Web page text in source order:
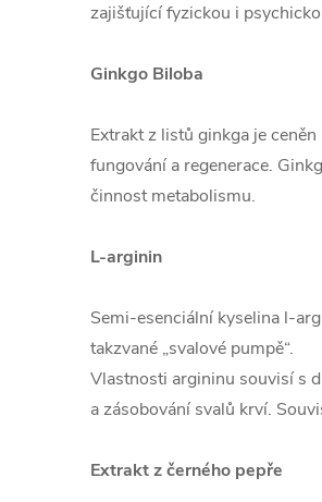
zajišťující fyzickou i
Ginkgo Biloba
Extrakt z listů ginkga je
fungování a regenerace.
činnost metabolismu.
L-arginin
Semi-esenciální kyselina l-
takzvané „svalové pumpě“.
Vlastnosti argininu souvisí s
a zásobování svalů krví.
Extrakt z černého pepře